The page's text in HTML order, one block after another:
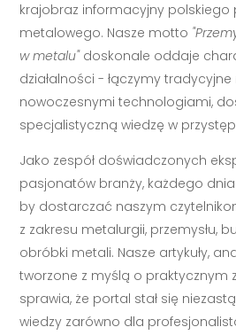
krajobraz informacyjny polskiego
metalowego. Nasze motto
w metalu"doskonale oddaje
działalności - łączymy tradycyjne
nowoczesnymi technologiami,
specjalistyczną wiedzę w
Jako zespół doświadczonych
pasjonatów branży, każdego
by dostarczać naszym
z zakresu metalurgii, przemysłu,
obróbki metali. Nasze artykuły,
tworzone z myślą o praktycznym
sprawia, że portal stał się
wiedzy zarówno dla